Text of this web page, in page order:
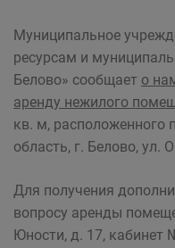
Управление по
муниципальному
Беловского
Муниципальное
ресурсам и
Белово» сообщает о
аренду нежилого
кв. м, расположенного
область, г. Белово, ул.
Для получения
вопросу аренды
Юности, д. 17, кабинет